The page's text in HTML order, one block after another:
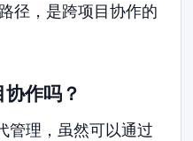
径，是跨项目协作的
作吗？
管理，虽然可以通过